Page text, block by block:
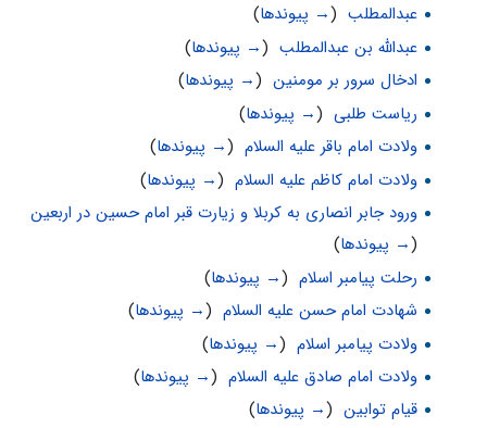
عبدالمطلب‏
(→ پیوندها)
عبدالله بن عبدالمطلب‏
(→ پیوندها)
ادخال سرور بر مومنین‏
(→ پیوندها)
ریاست طلبی‏
(→ پیوندها)
ولادت امام باقر علیه السلام‏
(→ پیوندها)
ولادت امام کاظم علیه السلام‏
(→ پیوندها)
ورود جابر انصارى به کربلا و زیارت قبر امام حسین در اربعین‏
(→ پیوندها)
رحلت پیامبر اسلام‏
(→ پیوندها)
شهادت امام حسن علیه السلام‏
(→ پیوندها)
ولادت پیامبر اسلام‏
(→ پیوندها)
ولادت امام صادق علیه السلام‏
(→ پیوندها)
قیام توابین‏
(→ پیوندها)